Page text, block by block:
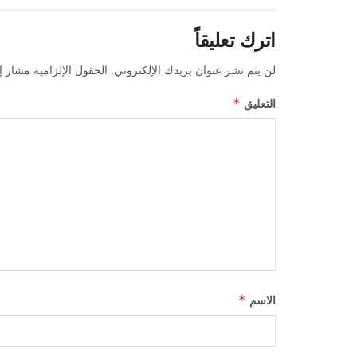
اترك تعليقاً
لن يتم نشر عنوان بريدك الإلكتروني. الحقول الإلزامية مشار
التعليق *
الاسم *